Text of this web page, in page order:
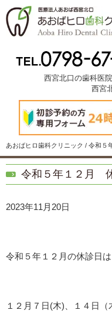
西宮北口の歯科医
西宮
あおばヒロ歯科クリニック / 令和
令和５年１２月
2023年11月20日
令和５年１２月の休診日
１２月７日(木)、１４日（